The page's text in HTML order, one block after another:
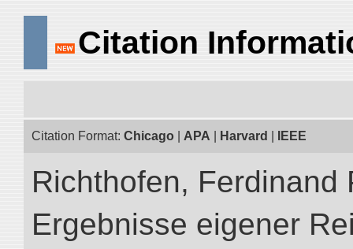
Citation
Citation Format: Chicago APA Harvard IEEE
Richthofen, Ferdinand
Ergebnisse eigener